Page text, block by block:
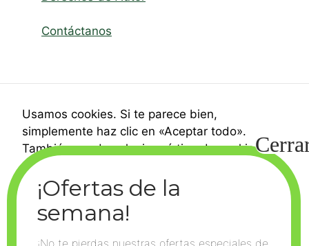
Contáctanos
Usamos cookies. Si te parece bien,
simplemente haz clic en «Aceptar todo».
También puedes elegir qué tipo de cookies
quieres haciendo clic en «Ajustes».
¡No te pierdas nuestras ofertas especiales de